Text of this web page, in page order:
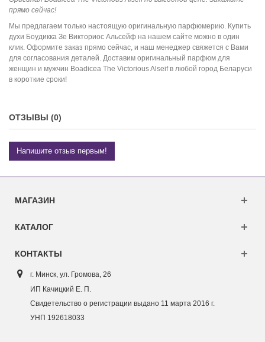
прямо сейчас!
Мы предлагаем только настоящую оригинальную парфюмерию. Купить
духи Боудикка Зе Викториос Альсейф на нашем сайте можно в один
клик. Оформите заказ прямо сейчас, и наш менеджер свяжется с Вами
для согласования деталей. Доставим оригинальный парфюм для
женщин и мужчин Boadicea The Victorious Alseif в любой город Беларуси
в короткие сроки!
ОТЗЫВЫ (0)
Напишите отзыв первым!
МАГАЗИН
КАТАЛОГ
КОНТАКТЫ
г. Минск, ул. Громова, 26
ИП Качицкий Е. П.
Свидетельство о регистрации выдано 11 марта 2016 г.
УНП 192618033